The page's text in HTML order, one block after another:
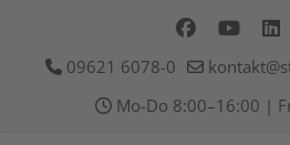
09621 6078-0
Mo-Do 8:00–16:00 |